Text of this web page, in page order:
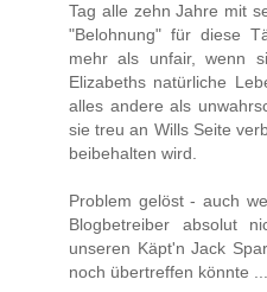
Tag alle zehn Jahre mit
"Belohnung" für diese
mehr als unfair, wenn
Elizabeths natürliche
alles andere als
sie treu an Wills Seite
beibehalten wird.
Problem gelöst - auch
Blogbetreiber absolut
unseren Käpt'n Jack
noch übertreffen könnte ...